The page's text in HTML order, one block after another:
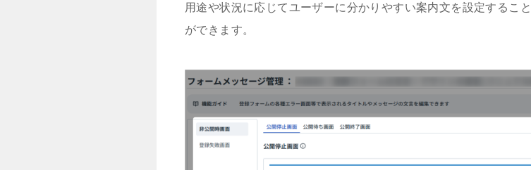
用途や状況に応じてユーザーに分かりやすい案内文を設定するこ
ができます。